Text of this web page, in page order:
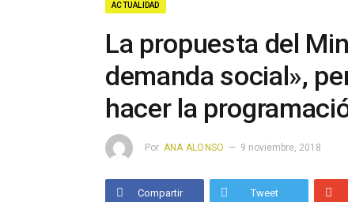
ACTUALIDAD
La propuesta del
demanda social»,
hacer la
Por ANA ALONSO 9 noviembre, 2018
Compartir Tweet